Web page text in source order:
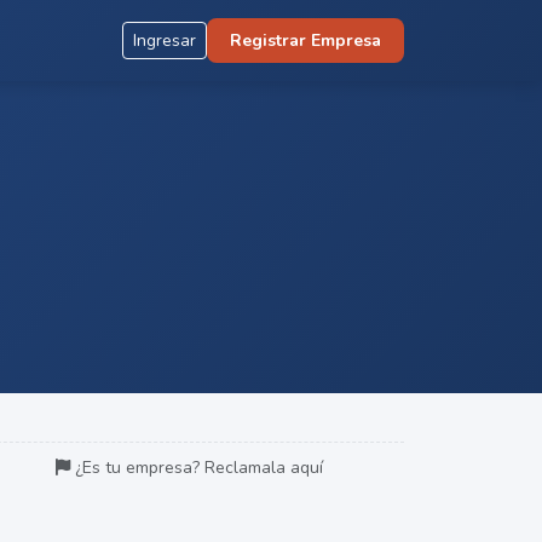
Ingresar Registrar Empresa
¿Es tu empresa? Reclamala aquí